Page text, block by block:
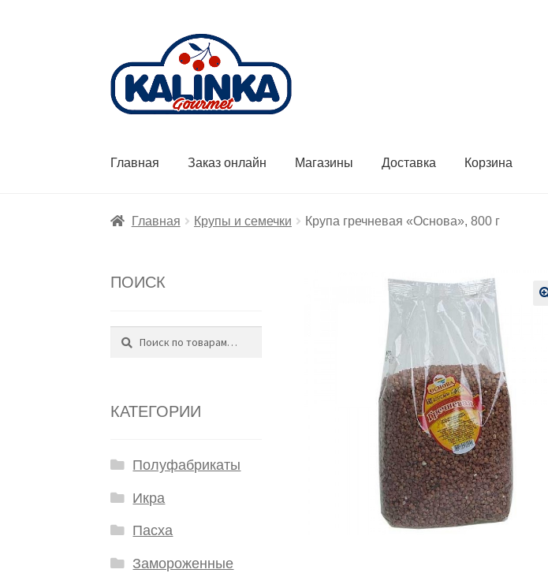
навигации
содержимому
Главная Заказ онлайн Магазины Доставка Корзина
Главная Крупы и семечки Крупа гречневая «Основа», 800 г
ПОИСК
Искать:
Поиск
КАТЕГОРИИ
Полуфабрикаты
Икра
Пасха
Замороженные